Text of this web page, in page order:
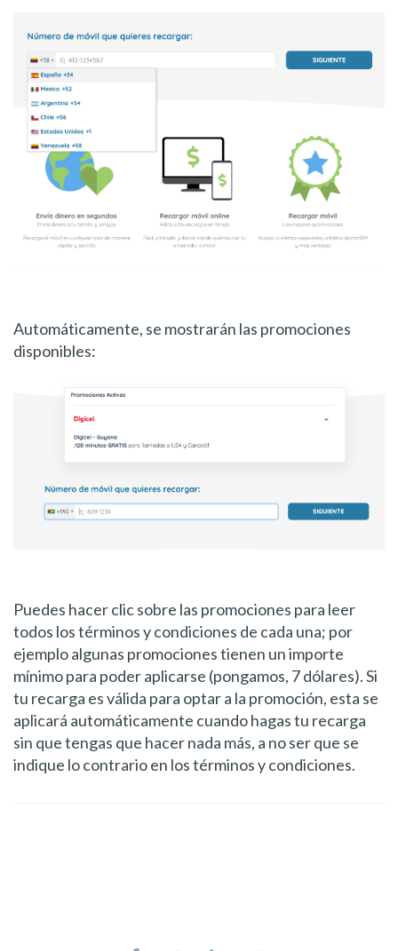
Automáticamente, se mostrarán las promociones
disponibles:
Puedes hacer clic sobre las promociones para leer
todos los términos y condiciones de cada una; por
ejemplo algunas promociones tienen un importe
mínimo para poder aplicarse (pongamos, 7 dólares). Si
tu recarga es válida para optar a la promoción, esta se
aplicará automáticamente cuando hagas tu recarga
sin que tengas que hacer nada más, a no ser que se
indique lo contrario en los términos y condiciones.